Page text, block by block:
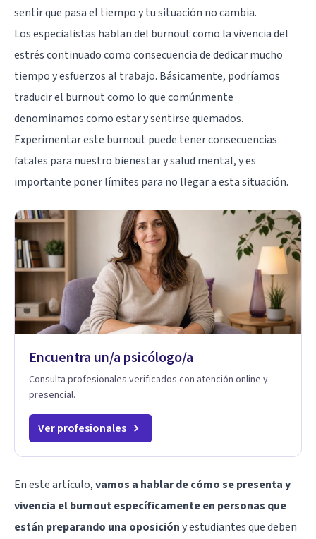
sentir que pasa el tiempo y tu situación no cambia.
Los especialistas hablan del burnout como la vivencia del
estrés continuado como consecuencia de dedicar mucho
tiempo y esfuerzos al trabajo. Básicamente, podríamos
traducir el burnout como lo que comúnmente
denominamos como estar y sentirse quemados.
Experimentar este burnout puede tener consecuencias
fatales para nuestro bienestar y salud mental, y es
importante poner límites para no llegar a esta situación.
Encuentra un/a psicólogo/a
Consulta profesionales verificados con atención online y
presencial.
Ver profesionales
En este artículo,vamos a hablar de cómo se presenta y
vivencia el burnout específicamente en personas que
están preparando una oposicióny estudiantes que deben